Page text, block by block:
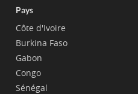
Pays
Côte d'Ivoire
Burkina Faso
Gabon
Congo
Sénégal